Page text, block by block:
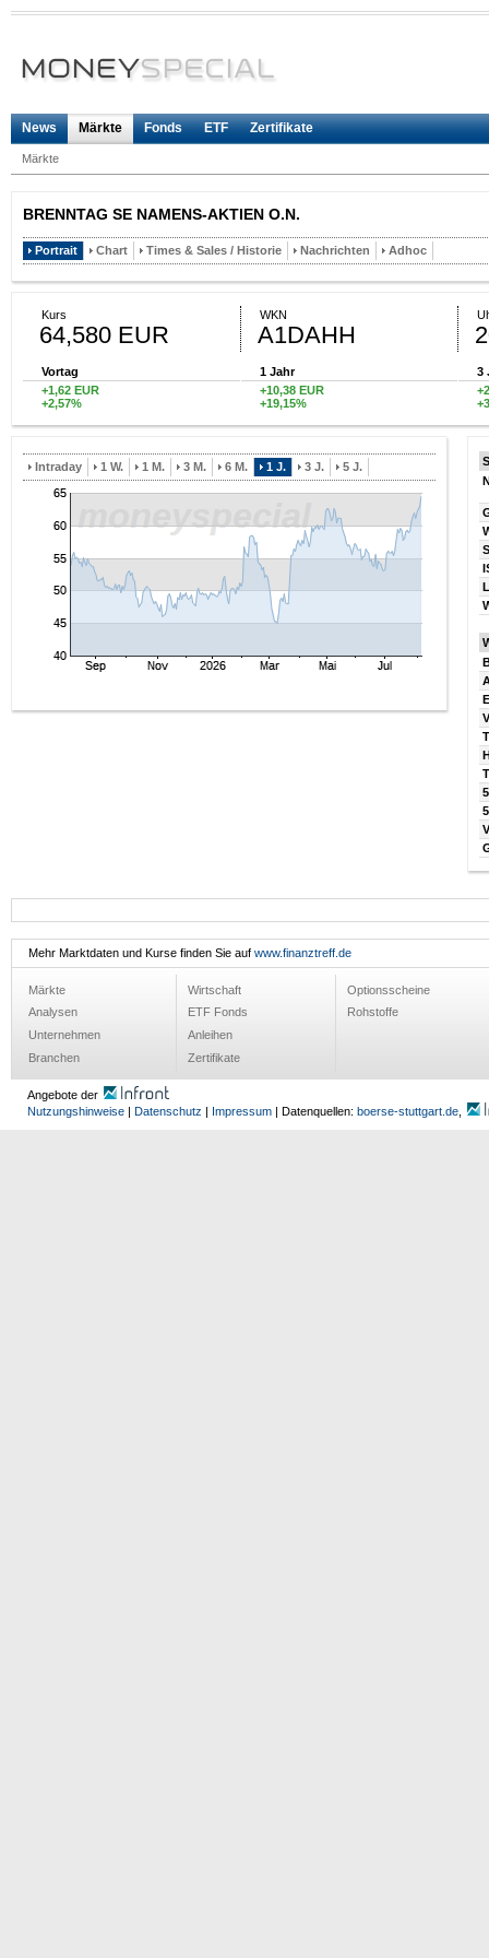
News Märkte Fonds ETF Zertifikate
Märkte
BRENNTAG SE NAMENS-AKTIEN O.N.
Portrait Chart Times & Sales / Historie Nachrichten Adhoc
Kurs
64,580 EUR
WKN
A1DAHH
Vortag 1 Jahr
3
+1,62 EUR
+2,57%
+10,38 EUR
+19,15%
Intraday 1 W. 1 M. 3 M. 6 M. 1 J. 3 J. 5 J.
Mehr Marktdaten und Kurse finden Sie auf www.finanztreff.de
Märkte
Analysen
Unternehmen
Branchen
Wirtschaft
ETF Fonds
Anleihen
Zertifikate
Optionsscheine
Rohstoffe
Angebote der
Nutzungshinweise
Datenschutz Impressum | Datenquellen: boerse-stuttgart.de,